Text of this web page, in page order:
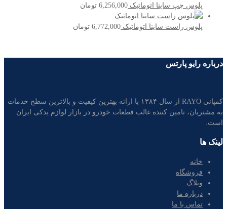
پلوس چپ ساینا اتوماتیک 6,256,000 تومان
پلوس راست ساینا اتوماتیک 6,772,000 تومان
درباره رایو پارتس
کمپانی RAYO از سال ۱۳۸۴ با ارائه بهترین کیفیت و بالاترین سطح خدمات
به مشتریان، تامین کننده غالب قطعات خودرو در بازار لوازم یدکی ایران
است.
لینک ها
خانه
فروشگاه
وبلاگ
درباره ما
تماس با ما